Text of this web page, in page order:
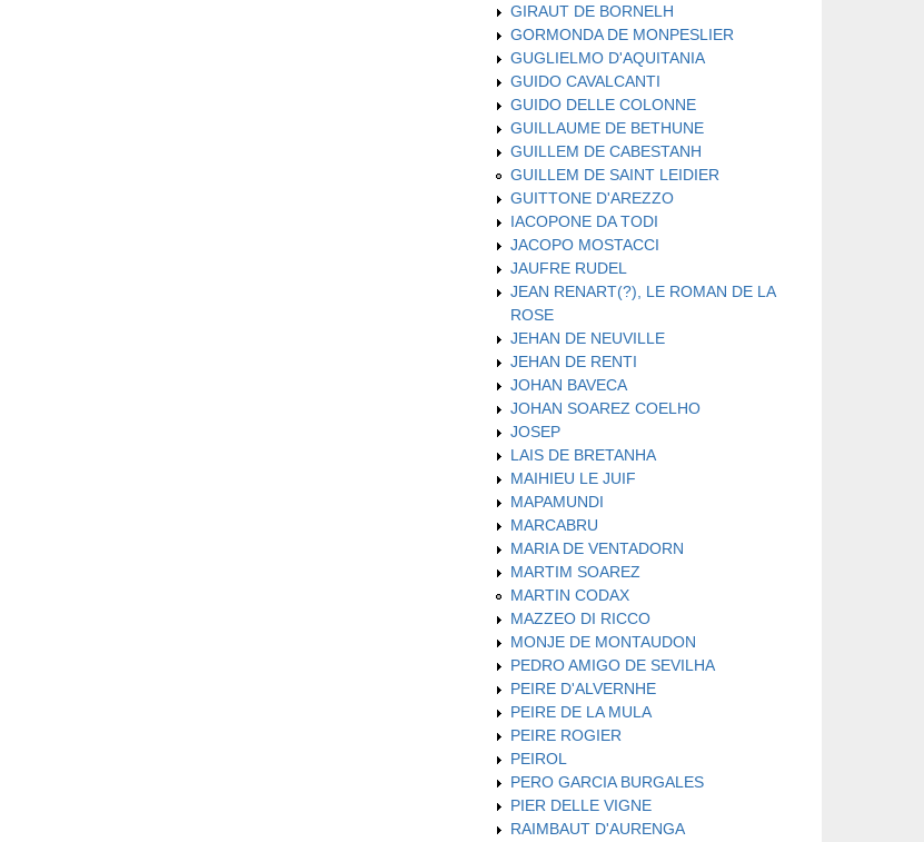
GIRAUT DE BORNELH
GORMONDA DE MONPESLIER
GUGLIELMO D'AQUITANIA
GUIDO CAVALCANTI
GUIDO DELLE COLONNE
GUILLAUME DE BETHUNE
GUILLEM DE CABESTANH
GUILLEM DE SAINT LEIDIER
GUITTONE D'AREZZO
IACOPONE DA TODI
JACOPO MOSTACCI
JAUFRE RUDEL
JEAN RENART(?), LE ROMAN DE LA
ROSE
JEHAN DE NEUVILLE
JEHAN DE RENTI
JOHAN BAVECA
JOHAN SOAREZ COELHO
JOSEP
LAIS DE BRETANHA
MAIHIEU LE JUIF
MAPAMUNDI
MARCABRU
MARIA DE VENTADORN
MARTIM SOAREZ
MARTIN CODAX
MAZZEO DI RICCO
MONJE DE MONTAUDON
PEDRO AMIGO DE SEVILHA
PEIRE D'ALVERNHE
PEIRE DE LA MULA
PEIRE ROGIER
PEIROL
PERO GARCIA BURGALES
PIER DELLE VIGNE
RAIMBAUT D'AURENGA